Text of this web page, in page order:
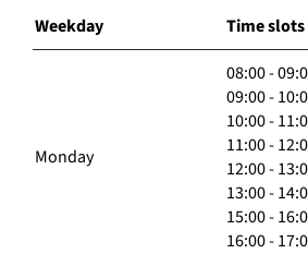
Weekday Time slots
Monday
08:00 -
09:00 -
10:00 -
11:00 -
12:00 -
13:00 -
15:00 -
16:00 -